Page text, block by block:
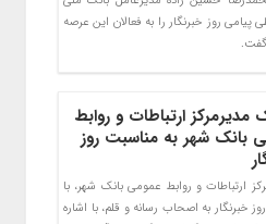
پیامی روز خبرنگار را به فعالان این عرصه
مدیرمرکز ارتباطات و روابط
بانک شهر به مناسبت روز
ارتباطات و روابط عمومی بانک شهر، با
خبرنگار به اصحاب رسانه و قلم، با اشاره